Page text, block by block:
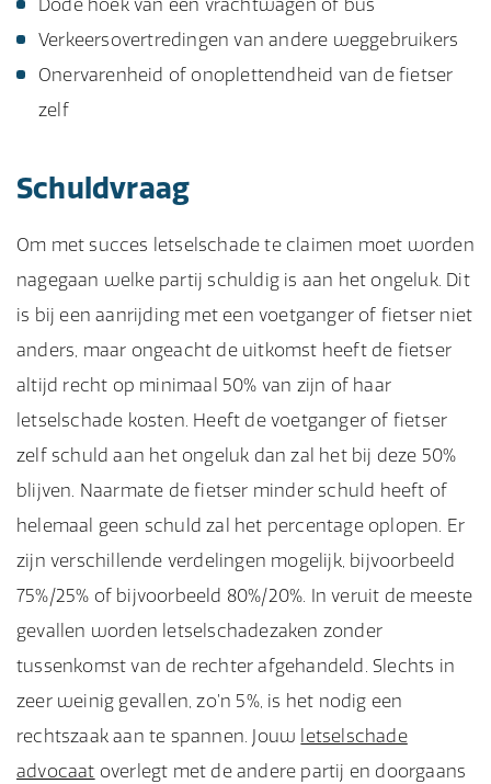
Dode hoek van een vrachtwagen of bus
Verkeersovertredingen van andere weggebruikers
Onervarenheid of onoplettendheid van de fietser
zelf
Schuldvraag
Om met succes letselschade te claimen moet worden
nagegaan welke partij schuldig is aan het ongeluk. Dit
is bij een aanrijding met een voetganger of fietser niet
anders, maar ongeacht de uitkomst heeft de fietser
altijd recht op minimaal 50% van zijn of haar
letselschade kosten. Heeft de voetganger of fietser
zelf schuld aan het ongeluk dan zal het bij deze 50%
blijven. Naarmate de fietser minder schuld heeft of
helemaal geen schuld zal het percentage oplopen. Er
zijn verschillende verdelingen mogelijk, bijvoorbeeld
75%/25% of bijvoorbeeld 80%/20%. In veruit de meeste
gevallen worden letselschadezaken zonder
tussenkomst van de rechter afgehandeld. Slechts in
zeer weinig gevallen, zo’n 5%, is het nodig een
rechtszaak aan te spannen. Jouw letselschade
advocaat overlegt met de andere partij en doorgaans